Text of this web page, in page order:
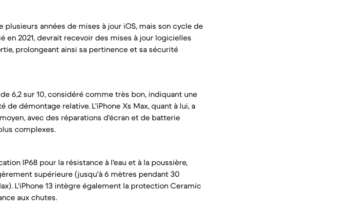
plusieurs années de mises à jour iOS, mais son cycle de
en 2021, devrait recevoir des mises à jour logicielles
prolongeant ainsi sa pertinence et sa sécurité
6,2 sur 10, considéré comme très bon, indiquant une
démontage relative. L'iPhone Xs Max, quant à lui, a
avec des réparations d'écran et de batterie
complexes.
IP68 pour la résistance à l'eau et à la poussière,
supérieure (jusqu'à 6 mètres pendant 30
L'iPhone 13 intègre également la protection Ceramic
aux chutes.